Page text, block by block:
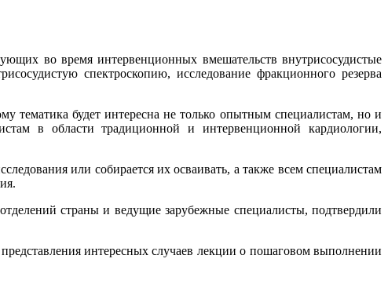
во время интервенционных вмешательств внутрисосудистые
спектроскопию, исследование фракционного резерва
тематика будет интересна не только опытным специалистам, но и
в области традиционной и интервенционной кардиологии,
или собирается их осваивать, а также всем специалистам
страны и ведущие зарубежные специалисты, подтвердили
интересных случаев лекции о пошаговом выполнении